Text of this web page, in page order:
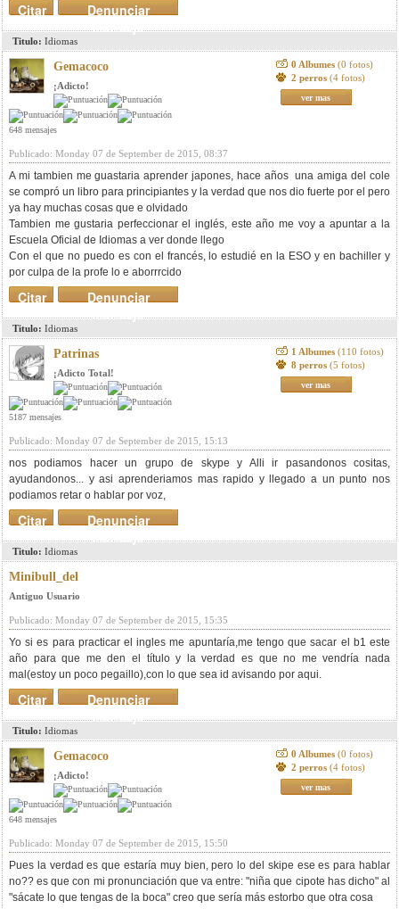
Denunciar
mensaje
Citar
Titulo: Idiomas
Gemacoco
¡Adicto!
648 mensajes
0 Albumes (0 fotos)
2 perros (4 fotos)
ver mas
Publicado: Monday 07 de September de 2015, 08:37
A mi tambien me guastaria aprender japones, hace años una amiga del cole
se compró un libro para principiantes y la verdad que nos dio fuerte por el pero
ya hay muchas cosas que e olvidado
Tambien me gustaria perfeccionar el inglés, este año me voy a apuntar a la
Escuela Oficial de Idiomas a ver donde llego
Con el que no puedo es con el francés, lo estudié en la ESO y en bachiller y
por culpa de la profe lo e aborrrcido
Denunciar
mensaje
Citar
Titulo: Idiomas
Patrinas
¡Adicto Total!
5187 mensajes
1 Albumes (110 fotos)
8 perros (5 fotos)
ver mas
Publicado: Monday 07 de September de 2015, 15:13
nos podiamos hacer un grupo de skype y Alli ir pasandonos cositas,
ayudandonos... y asi aprenderiamos mas rapido y llegado a un punto nos
podiamos retar o hablar por voz,
Denunciar
mensaje
Citar
Titulo: Idiomas
Minibull_del
Antiguo Usuario
Publicado: Monday 07 de September de 2015, 15:35
Yo si es para practicar el ingles me apuntaría,me tengo que sacar el b1 este
año para que me den el título y la verdad es que no me vendría nada
mal(estoy un poco pegaillo),con lo que sea id avisando por aqui.
Denunciar
mensaje
Citar
Titulo: Idiomas
Gemacoco
¡Adicto!
648 mensajes
0 Albumes (0 fotos)
2 perros (4 fotos)
ver mas
Publicado: Monday 07 de September de 2015, 15:50
Pues la verdad es que estaría muy bien, pero lo del skipe ese es para hablar
no?? es que con mi pronunciación que va entre: "niña que cipote has dicho" al
"sácate lo que tengas de la boca" creo que sería más estorbo que otra cosa